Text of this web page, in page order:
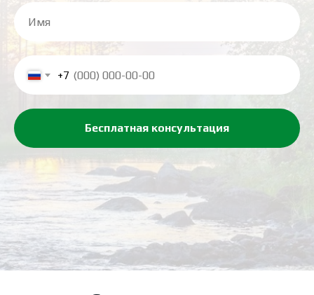
+7
Бесплатная консультация